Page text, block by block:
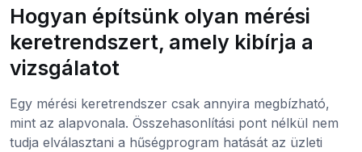
Hogyan építsünk olyan mérési
keretrendszert, amely kibírja a
vizsgálatot
Egy mérési keretrendszer csak annyira megbízható,
mint az alapvonala. Összehasonlítási pont nélkül nem
tudja elválasztani a hűségprogram hatását az üzleti